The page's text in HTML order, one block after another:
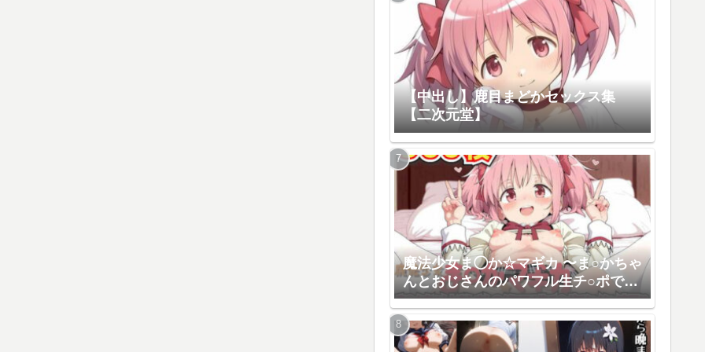
【中出し】鹿目まどかセックス集
【二次元堂】
魔法少女ま◯か☆マギカ 〜ま○かちゃ
んとおじさんのパワフル生チ○ポでハ
メハメ交尾大人の激しいピストンで
おま○こが破裂寸前になるまで種付
け〜【haku】